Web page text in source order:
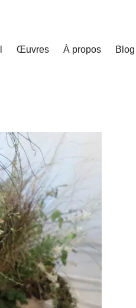
Œuvres À propos Blog